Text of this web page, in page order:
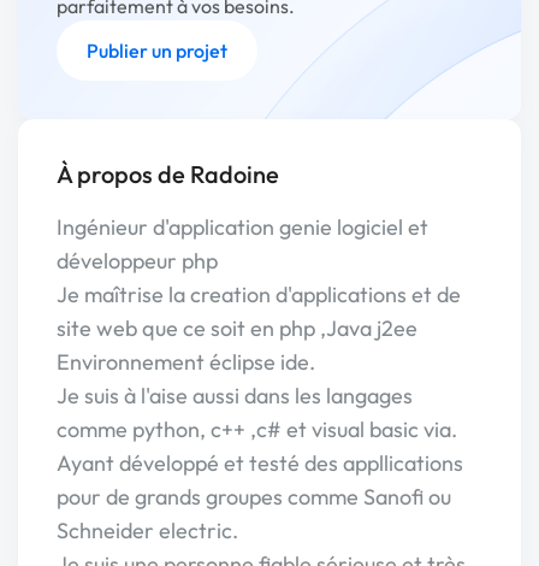
parfaitement à vos besoins.
Publier un projet
À propos de Radoine
Ingénieur d'application genie logiciel et
développeur php
Je maîtrise la creation d'applications et de
site web que ce soit en php ,Java j2ee
Environnement éclipse ide.
Je suis à l'aise aussi dans les langages
comme python, c++ ,c# et visual basic via.
Ayant développé et testé des appllications
pour de grands groupes comme Sanofi ou
Schneider electric.